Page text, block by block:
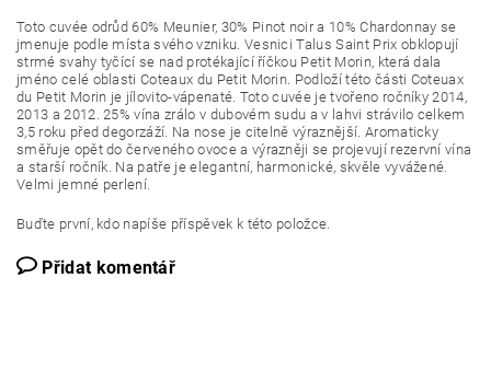
Toto cuvée odrůd 60% Meunier, 30% Pinot noir a 10% Chardonnay se
jmenuje podle místa svého vzniku. Vesnici Talus Saint Prix obklopují
strmé svahy tyčící se nad protékající říčkou Petit Morin, která dala
jméno celé oblasti Coteaux du Petit Morin. Podloží této části Coteuax
du Petit Morin je jílovito-vápenaté. Toto cuvée je tvořeno ročníky 2014,
2013 a 2012. 25% vína zrálo v dubovém sudu a v lahvi strávilo celkem
3,5 roku před degorzáží. Na nose je citelně výraznější. Aromaticky
směřuje opět do červeného ovoce a výrazněji se projevují rezervní vína
a starší ročník. Na patře je elegantní, harmonické, skvěle vyvážené.
Velmi jemné perlení.
Buďte první, kdo napíše příspěvek k této položce.
Přidat komentář